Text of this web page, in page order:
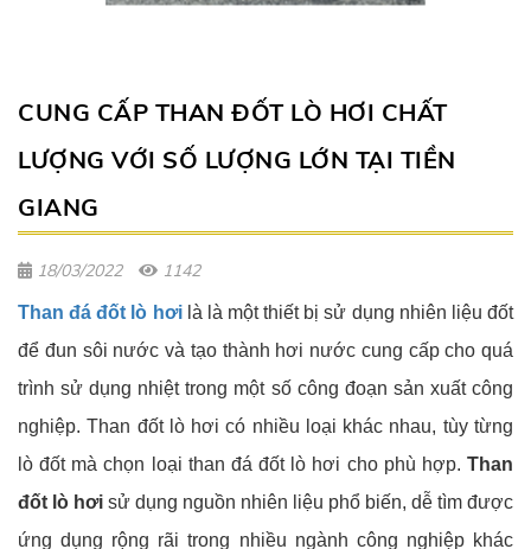
CUNG CẤP THAN ĐỐT LÒ HƠI CHẤT
LƯỢNG VỚI SỐ LƯỢNG LỚN TẠI TIỀN
GIANG
18/03/2022 1142
Than đá đốt lò hơilà là một thiết bị sử dụng nhiên liệu đốt
để đun sôi nước và tạo thành hơi nước cung cấp cho quá
trình sử dụng nhiệt trong một số công đoạn sản xuất công
nghiệp. Than đốt lò hơi có nhiều loại khác nhau, tùy từng
lò đốt mà chọn loại than đá đốt lò hơi cho phù hợp. Than
đốt lò hơi sử dụng nguồn nhiên liệu phổ biến, dễ tìm được
ứng dụng rộng rãi trong nhiều ngành công nghiệp khác